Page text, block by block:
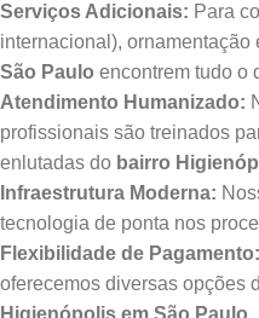
Serviços Adicionais: Para
internacional),
São Paulo encontrem tudo o
Atendimento Humanizado:
profissionais são treinados
enlutadas do bairro
Infraestrutura Moderna:
tecnologia de ponta nos
Flexibilidade de Pagamento:
oferecemos diversas opções